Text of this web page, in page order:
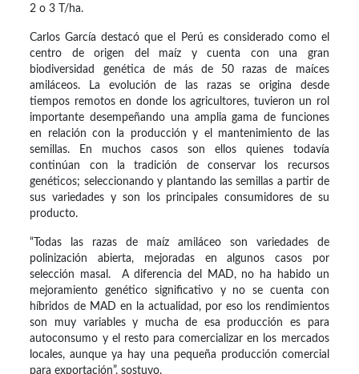
2 o 3 T/ha.
Carlos García destacó que el Perú es considerado como el
centro de origen del maíz y cuenta con una gran
biodiversidad genética de más de 50 razas de maíces
amiláceos. La evolución de las razas se origina desde
tiempos remotos en donde los agricultores, tuvieron un rol
importante desempeñando una amplia gama de funciones
en relación con la producción y el mantenimiento de las
semillas. En muchos casos son ellos quienes todavía
continúan con la tradición de conservar los recursos
genéticos; seleccionando y plantando las semillas a partir de
sus variedades y son los principales consumidores de su
producto.
“Todas las razas de maíz amiláceo son variedades de
polinización abierta, mejoradas en algunos casos por
selección masal. A diferencia del MAD, no ha habido un
mejoramiento genético significativo y no se cuenta con
híbridos de MAD en la actualidad, por eso los rendimientos
son muy variables y mucha de esa producción es para
autoconsumo y el resto para comercializar en los mercados
locales, aunque ya hay una pequeña producción comercial
para exportación”, sostuvo.